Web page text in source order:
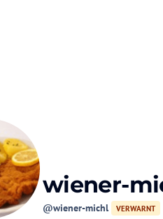
wiener-
@wiener-michl VERWARNT